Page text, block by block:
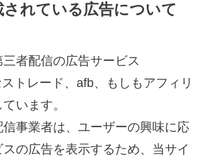
れている広告について
者配信の広告サービス
ストレード、afb、もしもアフィリ
います。
事業者は、ユーザーの興味に応
スの広告を表示するため、当サイ